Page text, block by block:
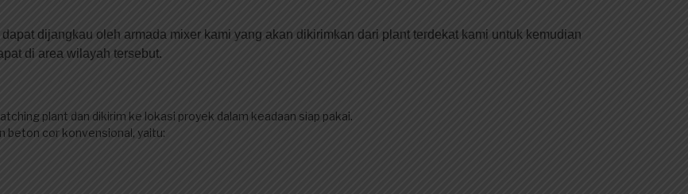
dijangkau oleh armada mixer kami yang akan dikirimkan dari plant terdekat kami untuk kemudian
di area wilayah tersebut.
plant dan dikirim ke lokasi proyek dalam keadaan siap pakai.
beton cor konvensional, yaitu: